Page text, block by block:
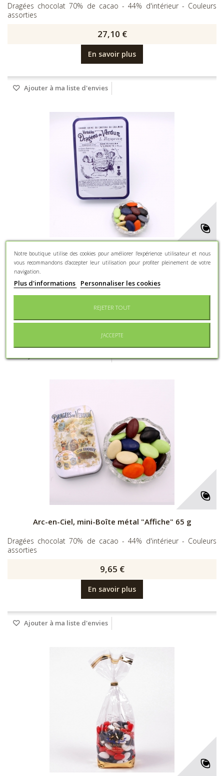
Dragées chocolat 70% de cacao - 44% d'intérieur - Couleurs
assorties
27,10 €
En savoir plus
Ajouter à ma liste d'envies
Arc-en-Ciel, Boîte métal "Certifiées Braquier" 400 g
Dragées chocolat 70% de cacao - 44% d'intérieur - Couleurs
assorties
En savoir plus
Arc-en-Ciel, mini-Boîte métal "Affiche" 65 g
Dragées chocolat 70% de cacao - 44% d'intérieur - Couleurs
assorties
9,65 €
En savoir plus
Ajouter à ma liste d'envies
Notre boutique utilise des cookies pour améliorer l'expérience utilisateur et nous
vous recommandons d'accepter leur utilisation pour profiter pleinement de votre
navigation.
Plus d'informations Personnaliser les cookies
REJETER TOUT
J'ACCEPTE